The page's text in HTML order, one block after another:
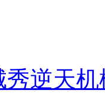
逆天机